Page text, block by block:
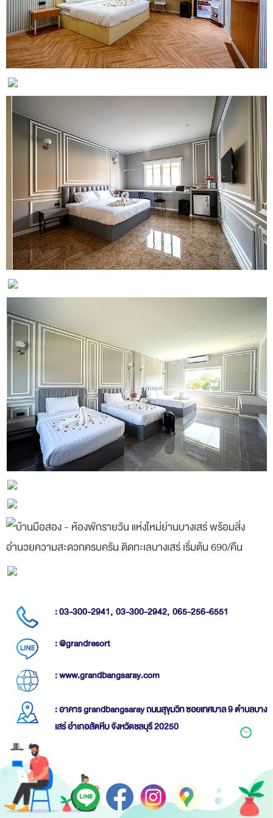
: 03-300-2941, 03-300-2942, 065-256-6551
: @grandresort
: www.grandbangsaray.com
: อาคาร grandbangsaray ถนนสุขุมวิท ซอยเทศบาล 9 ตำบลบาง
เสร่ อำเภอสัตหีบ จังหวัดชลบุรี 20250